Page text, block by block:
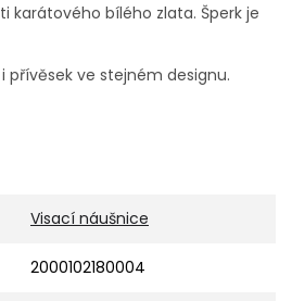
karátového bílého zlata. Šperk je
ve stejném designu.
Visací náušnice
2000102180004